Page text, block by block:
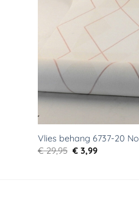
Vlies behang 6737-20
€29,95 Oorspronkelijke
€ 3,99Huidige